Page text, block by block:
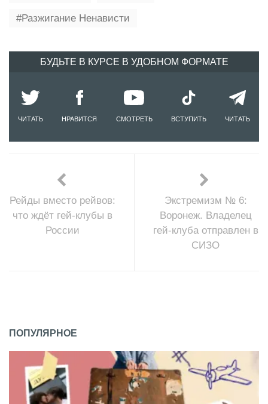
Разжигание Ненависти
БУДЬТЕ В КУРСЕ В УДОБНОМ ФОРМАТЕ
ЧИТАТЬ НРАВИТСЯ СМОТРЕТЬ ВСТУПИТЬ ЧИТАТЬ
Рейды вместо рейвов:
что ждёт гей-клубы в
России
Экстремизм № 6:
Воронеж. Владелец
гей-клуба отправлен в
СИЗО
ПОПУЛЯРНОЕ